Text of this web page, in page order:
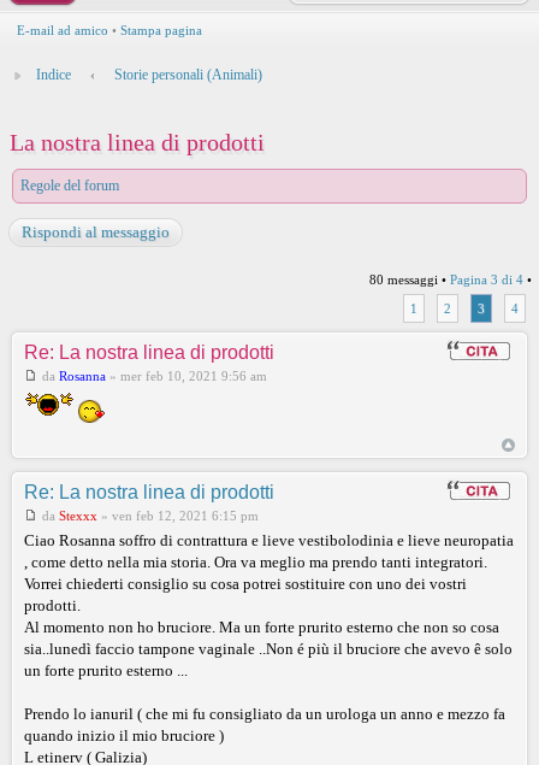
E-mail ad amico • Stampa pagina
Indice ‹ Storie personali (Animali)
La nostra linea di prodotti
Regole del forum
Rispondi al messaggio
80 messaggi • Pagina 3 di 4 •
1
2 3 4
Re: La nostra linea di prodotti
da Rosanna » mer feb 10, 2021 9:56 am
Re: La nostra linea di prodotti
da Stexxx » ven feb 12, 2021 6:15 pm
Ciao Rosanna soffro di contrattura e lieve vestibolodinia e lieve neuropatia
, come detto nella mia storia. Ora va meglio ma prendo tanti integratori.
Vorrei chiederti consiglio su cosa potrei sostituire con uno dei vostri
prodotti.
Al momento non ho bruciore. Ma un forte prurito esterno che non so cosa
sia..lunedì faccio tampone vaginale ..Non é più il bruciore che avevo ê solo
un forte prurito esterno ...
Prendo lo ianuril ( che mi fu consigliato da un urologa un anno e mezzo fa
quando inizio il mio bruciore )
L etinerv ( Galizia)